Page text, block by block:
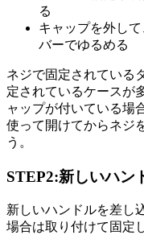
る
キャップを外し
バーでゆるめる
ネジで固定されている
定されているケースが
ャップが付いている場
使って開けてからネジ
う。
STEP2:新しいハン
新しいハンドルを差し
場合は取り付けて固定